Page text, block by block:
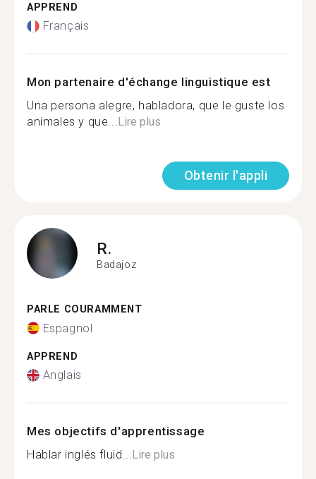
APPREND
Français
Mon partenaire d'échange linguistique est
Una persona alegre, habladora, que le guste los
animales y que...Lire plus
Obtenir l'appli
R.
Badajoz
PARLE COURAMMENT
Espagnol
APPREND
Anglais
Mes objectifs d'apprentissage
Hablar inglés fluid...Lire plus